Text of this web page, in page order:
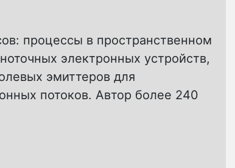
процессы в пространственном
электронных устройств,
эмиттеров для
потоков. Автор более 240